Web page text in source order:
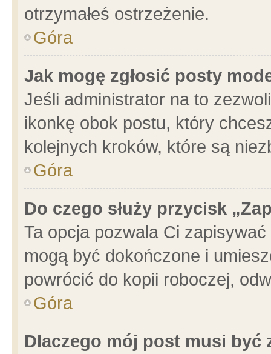
otrzymałeś ostrzeżenie.
Góra
Jak mogę zgłosić posty
Jeśli administrator na to
ikonkę obok postu, który
kolejnych kroków, które są
Góra
Do czego służy przycisk
Ta opcja pozwala Ci
mogą być dokończone i
powrócić do kopii roboczej,
Góra
Dlaczego mój post musi być